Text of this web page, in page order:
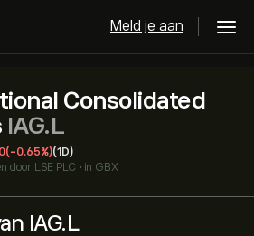
Meld je aan
Consolidated
IAG.L
(-0.65%)(1D)
door LSE PLC • in GBX
IAG.L